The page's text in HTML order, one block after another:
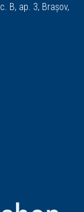
B, ap. 3, Brașov,